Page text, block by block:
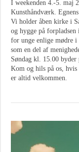
I weekenden 4.-5. maj
Kunsthåndværk.
Vi holder åben kirke i
og hygge på
for unge enlige mødre
som en del af
Søndag kl. 15.00 byder
Kom og hils på os,
er altid velkommen.